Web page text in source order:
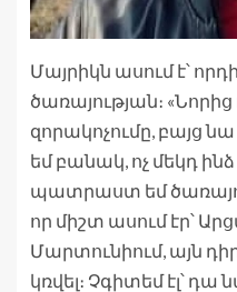
Մայրիկն ասում է՝
ծառայության։
զորակոչումը, բայց
եմ բանակ, ոչ մեկդ
պատրաստ եմ
որ միշտ ասում էր՝
Մարտունիում, այն
կռվել։ Չգիտեմ էլ՝